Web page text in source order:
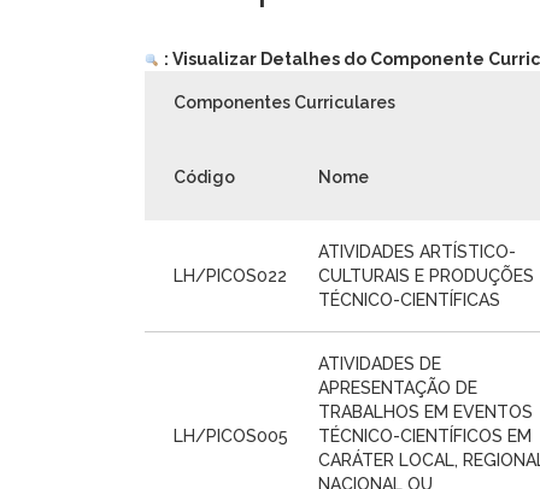
: Visualizar Detalhes do Componente
Componentes Curriculares
Código Nome
LH/PICOS022
ATIVIDADES ARTÍSTICO-
CULTURAIS E PRODUÇÕES
TÉCNICO-CIENTÍFICAS
LH/PICOS005
ATIVIDADES DE
APRESENTAÇÃO DE
TRABALHOS EM EVENTOS
TÉCNICO-CIENTÍFICOS EM
CARÁTER LOCAL,
NACIONAL OU